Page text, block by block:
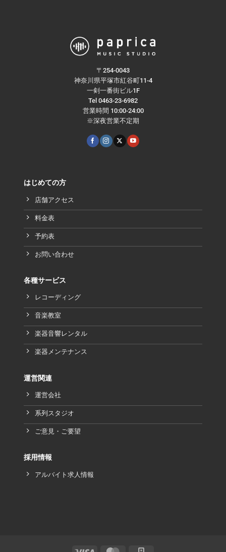
〒254-0043
神奈川県平塚市紅谷町11-4
一剣一番街ビル1F
Tel 0463-23-6982
営業時間 10:00-24:00
※深夜営業不定期
はじめての方
店舗アクセス
料金表
予約表
お問い合わせ
各種サービス
レコーディング
音楽教室
楽器音響レンタル
楽器メンテナンス
運営関連
運営会社
系列スタジオ
ご意見・ご要望
採用情報
アルバイト求人情報